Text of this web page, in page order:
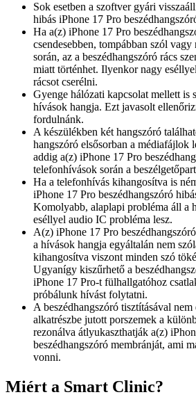
Sok esetben a szoftver gyári
hibás iPhone 17 Pro
Ha a(z) iPhone 17 Pro
csendesebben, tompábban szól
során, az a beszédhangszóró rács
miatt történhet. Ilyenkor nagy
rácsot cserélni.
Gyenge hálózati kapcsolat mellett is
hívások hangja. Ezt javasolt
fordulnánk.
A készülékben két hangszóró
hangszóró elsősorban a médiafájlok
addig a(z) iPhone 17 Pro
telefonhívások során a
Ha a telefonhívás kihangosítva is
iPhone 17 Pro beszédhangszóró
Komolyabb, alaplapi probléma áll a
eséllyel audio IC probléma lesz.
A(z) iPhone 17 Pro
a hívások hangja egyáltalán nem
kihangosítva viszont minden szó
Ugyanígy kiszűrhető a
iPhone 17 Pro-t fülhallgatóhoz
próbálunk hívást folytatni.
A beszédhangszóró tisztításával
alkatrészbe jutott porszemek a
rezonálva átlyukaszthatják a(z)
beszédhangszóró membránját, ami
vonni.
Miért a Smart Clinic?